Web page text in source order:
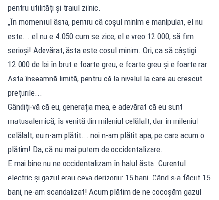
pentru utilități și traiul zilnic.
„În momentul ăsta, pentru că coșul minim e manipulat, el nu
este... el nu e 4.050 cum se zice, el e vreo 12.000, să fim
serioși! Adevărat, ăsta este coșul minim. Ori, ca să câștigi
12.000 de lei în brut e foarte greu, e foarte greu și e foarte rar.
Asta înseamnă limită, pentru că la nivelul la care au crescut
prețurile...
Gândiți-vă că eu, generația mea, e adevărat că eu sunt
matusalemică, îs venită din mileniul celălalt, dar în mileniul
celălalt, eu n-am plătit... noi n-am plătit apa, pe care acum o
plătim! Da, că nu mai putem de occidentalizare.
E mai bine nu ne occidentalizam în halul ăsta. Curentul
electric și gazul erau ceva derizoriu: 15 bani. Când s-a făcut 15
bani, ne-am scandalizat! Acum plătim de ne cocoșăm gazul